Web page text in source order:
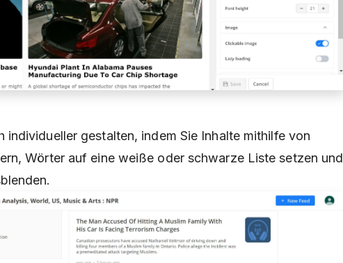
individueller gestalten, indem Sie Inhalte mithilfe von
Wörter auf eine weiße oder schwarze Liste setzen und